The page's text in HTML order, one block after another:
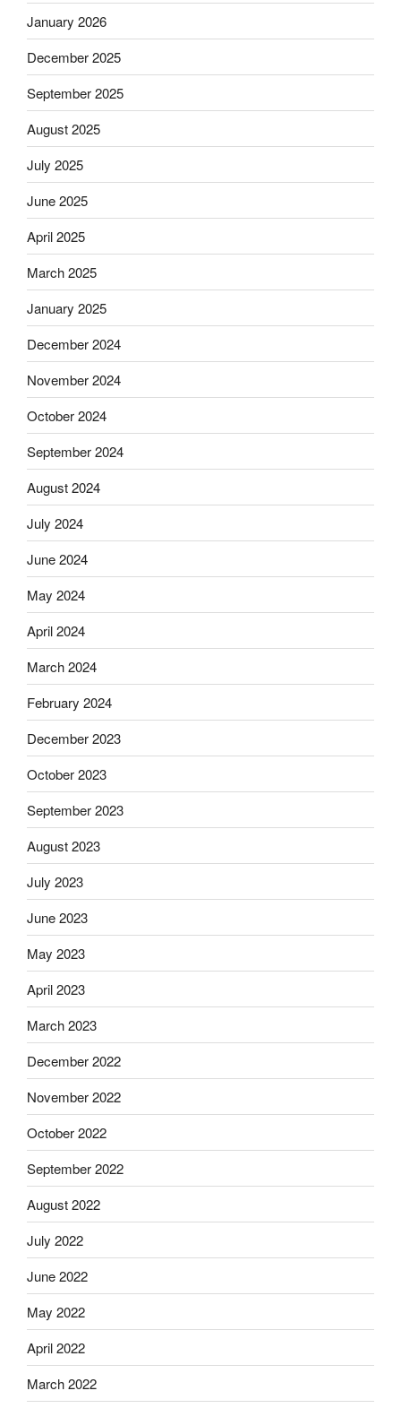
January 2026
December 2025
September 2025
August 2025
July 2025
June 2025
April 2025
March 2025
January 2025
December 2024
November 2024
October 2024
September 2024
August 2024
July 2024
June 2024
May 2024
April 2024
March 2024
February 2024
December 2023
October 2023
September 2023
August 2023
July 2023
June 2023
May 2023
April 2023
March 2023
December 2022
November 2022
October 2022
September 2022
August 2022
July 2022
June 2022
May 2022
April 2022
March 2022